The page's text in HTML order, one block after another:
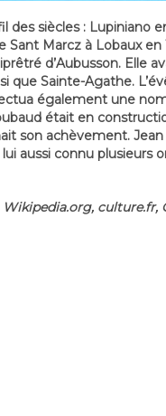
siècles : Lupiniano
Sant Marcz à Lobaux
d’Aubusson. Elle
que Sainte-Agathe.
également une
était en
son achèvement.
aussi connu plusieurs
culture.fr,